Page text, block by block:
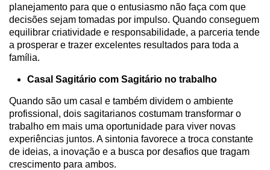
planejamento para que o entusiasmo não faça com que
decisões sejam tomadas por impulso. Quando conseguem
equilibrar criatividade e responsabilidade, a parceria tende
a prosperar e trazer excelentes resultados para toda a
família.
Casal Sagitário com Sagitário no trabalho
Quando são um casal e também dividem o ambiente
profissional, dois sagitarianos costumam transformar o
trabalho em mais uma oportunidade para viver novas
experiências juntos. A sintonia favorece a troca constante
de ideias, a inovação e a busca por desafios que tragam
crescimento para ambos.